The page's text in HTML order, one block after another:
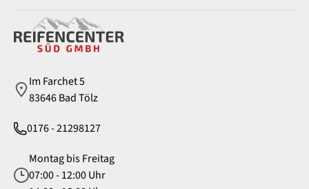
Im Farchet 5
83646 Bad Tölz
0176 - 21298127
Montag bis Freitag
07:00 - 12:00 Uhr